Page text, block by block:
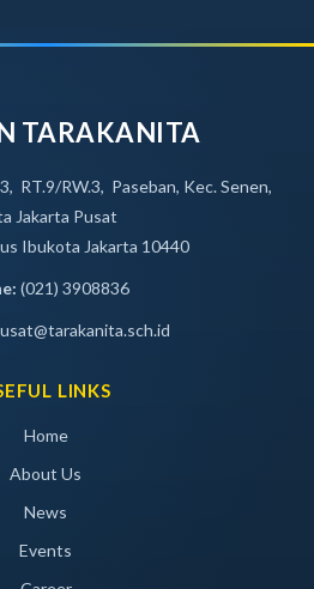
TARAKANITA
RT.9/RW.3, Paseban, Kec. Senen,
Jakarta Pusat
Ibukota Jakarta 10440
(021) 3908836
LINKS
Home
About Us
News
Events